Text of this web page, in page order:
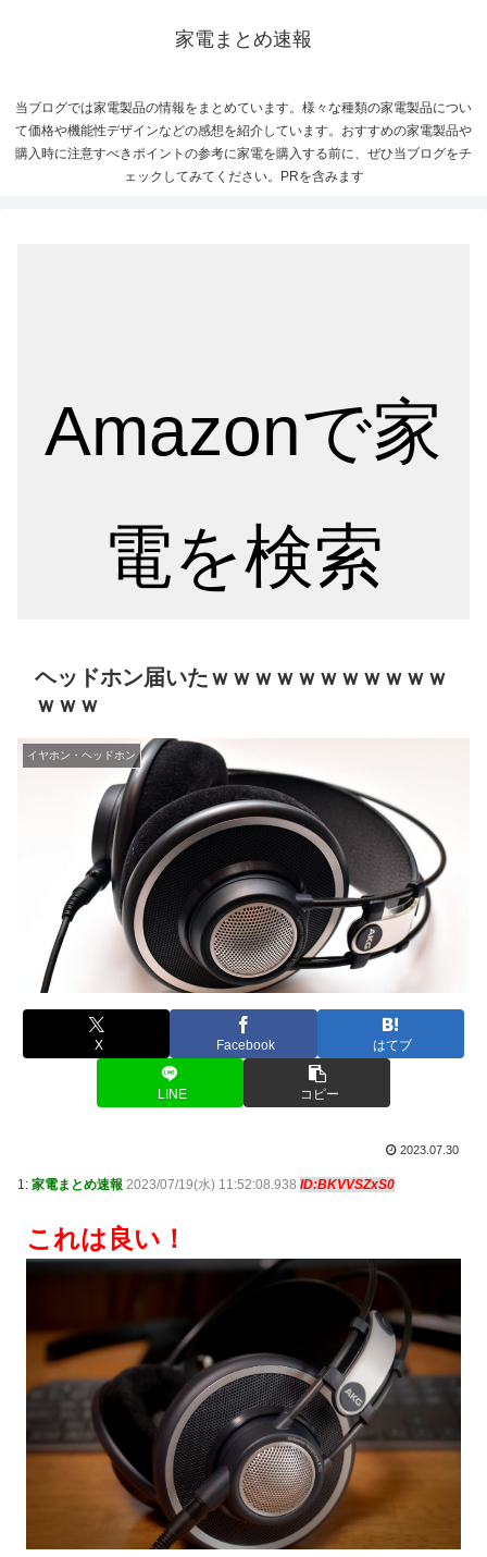
家電まとめ速報
当ブログでは家電製品の情報をまとめています。様々な種類の家電製品につい
て価格や機能性デザインなどの感想を紹介しています。おすすめの家電製品や
購入時に注意すべきポイントの参考に家電を購入する前に、ぜひ当ブログをチ
ェックしてみてください。PRを含みます
Amazonで家
電を検索
ヘッドホン届いたｗｗｗｗｗｗｗｗｗｗｗ
ｗｗｗ
イヤホン・ヘッドホン
X Facebook はてブ
LINE コピー
2023.07.30
1: 家電まとめ速報 2023/07/19(水) 11:52:08.938 ID:BKVVSZxS0
これは良い！